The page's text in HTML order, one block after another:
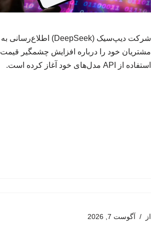
شرکت دیپ‌سیک (DeepSeek) اطلاع‌رسانی به
مشتریان خود را درباره افزایش چشمگیر قیمت
استفاده از API مدل‌های خود آغاز کرده است.
از آگوست 7, 2026